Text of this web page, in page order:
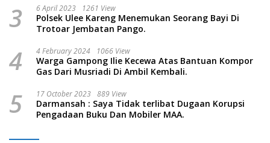
3 6 April 2023 1261 View
Polsek Ulee Kareng Menemukan Seorang Bayi Di
Trotoar Jembatan Pango.
4 4 February 2024 1066 View
Warga Gampong Ilie Kecewa Atas Bantuan Kompor
Gas Dari Musriadi Di Ambil Kembali.
5 17 October 2023 889 View
Darmansah : Saya Tidak terlibat Dugaan Korupsi
Pengadaan Buku Dan Mobiler MAA.